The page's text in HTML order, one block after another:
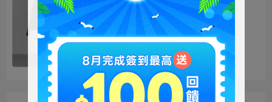
【洗える】褒めらレディ
テーラード ジャケット
14,900円
NT3,224